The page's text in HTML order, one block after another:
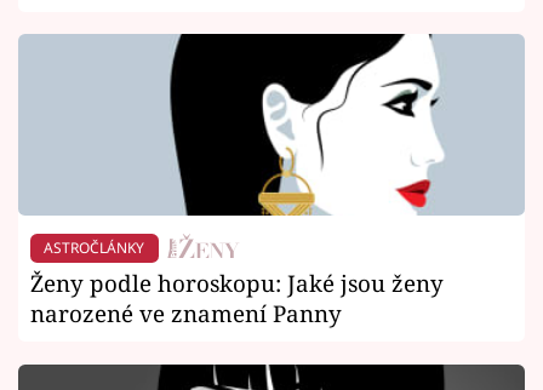
ASTROČLÁNKY
Ženy podle horoskopu: Jaké jsou ženy
narozené ve znamení Panny